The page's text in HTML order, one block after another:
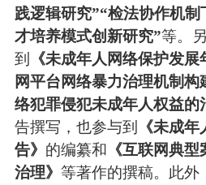
践逻辑研究”“检法协作机制
才培养模式创新研究”等。
到
《未成年人网络保护发展
网平台网络暴力治理机制构
络犯罪侵犯未成年人权益的
告撰写，也参与到
《未成
告》 的编纂和 《互联网典
治理》 等著作的撰稿。此外